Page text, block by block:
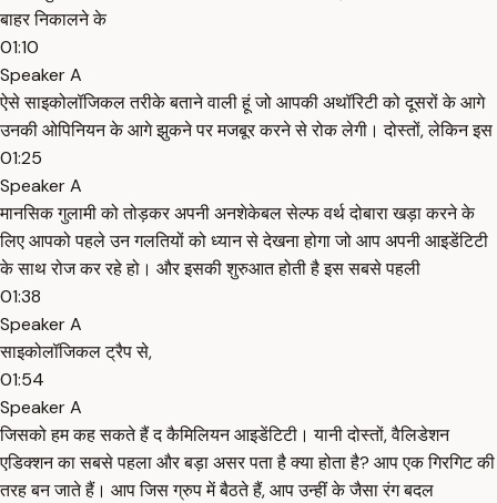
बाहर निकालने के
01:10
Speaker A
ऐसे साइकोलॉजिकल तरीके बताने वाली हूं जो आपकी अथॉरिटी को दूसरों के आगे
उनकी ओपिनियन के आगे झुकने पर मजबूर करने से रोक लेगी। दोस्तों, लेकिन इस
01:25
Speaker A
मानसिक गुलामी को तोड़कर अपनी अनशेकेबल सेल्फ वर्थ दोबारा खड़ा करने के
लिए आपको पहले उन गलतियों को ध्यान से देखना होगा जो आप अपनी आइडेंटिटी
के साथ रोज कर रहे हो। और इसकी शुरुआत होती है इस सबसे पहली
01:38
Speaker A
साइकोलॉजिकल ट्रैप से,
01:54
Speaker A
जिसको हम कह सकते हैं द कैमिलियन आइडेंटिटी। यानी दोस्तों, वैलिडेशन
एडिक्शन का सबसे पहला और बड़ा असर पता है क्या होता है? आप एक गिरगिट की
तरह बन जाते हैं। आप जिस ग्रुप में बैठते हैं, आप उन्हीं के जैसा रंग बदल